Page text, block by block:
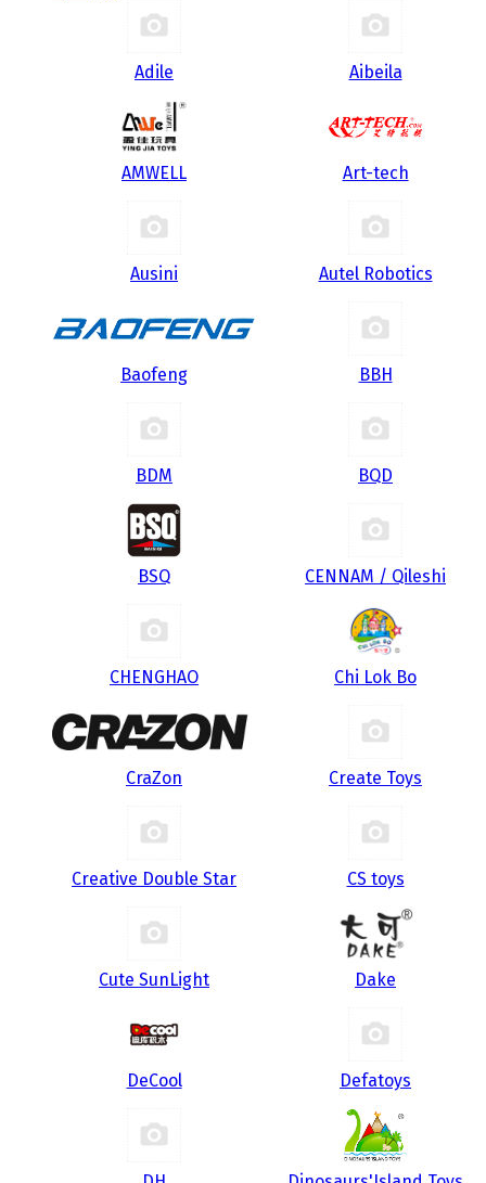
Adile Aibeila
AMWELL Art-tech
Ausini Autel Robotics
Baofeng BBH
BDM BQD
BSQ CENNAM / Qileshi
CHENGHAO Chi Lok Bo
CraZon Create Toys
Creative Double Star CS toys
Cute SunLight Dake
DeCool Defatoys